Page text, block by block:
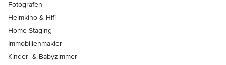
Fotografen
Heimkino & Hifi
Home Staging
Immobilienmakler
Kinder- & Babyzimmer